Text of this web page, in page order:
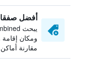
أفضل
ومكان
مقارنة أماكن